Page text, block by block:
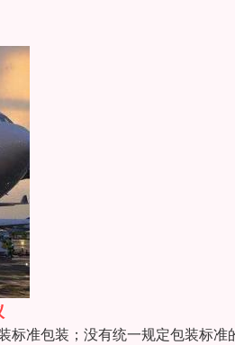
准包装；没有统一规定包装标